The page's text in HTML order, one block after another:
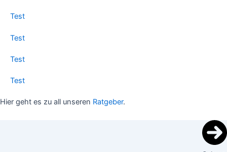
Test
Test
Test
Test
Hier geht es zu all unseren Ratgeber.